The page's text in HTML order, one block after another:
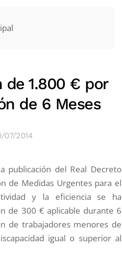
de 1.800 € por
de 6 Meses
07/2014
publicación del Real Decreto
de Medidas Urgentes para el
y la eficiencia se ha
de 300 € aplicable durante 6
de trabajadores menores de
igual o superior al